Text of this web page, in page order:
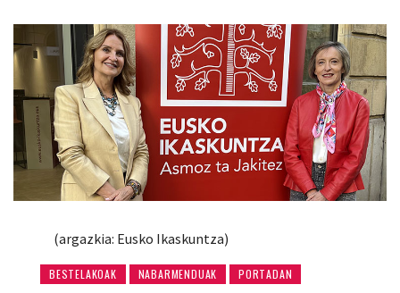
(argazkia: Eusko Ikaskuntza)
BESTELAKOAK NABARMENDUAK PORTADAN